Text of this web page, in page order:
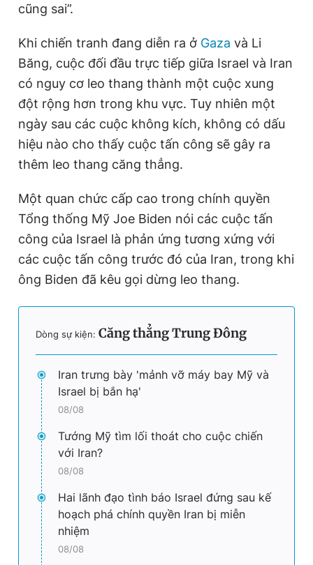
cũng sai”.
Khi chiến tranh đang diễn ra ở Gaza và Li
Băng, cuộc đối đầu trực tiếp giữa Israel và Iran
có nguy cơ leo thang thành một cuộc xung
đột rộng hơn trong khu vực. Tuy nhiên một
ngày sau các cuộc không kích, không có dấu
hiệu nào cho thấy cuộc tấn công sẽ gây ra
thêm leo thang căng thẳng.
Một quan chức cấp cao trong chính quyền
Tổng thống Mỹ Joe Biden nói các cuộc tấn
công của Israel là phản ứng tương xứng với
các cuộc tấn công trước đó của Iran, trong khi
ông Biden đã kêu gọi dừng leo thang.
Dòng sự kiện: Căng thẳng Trung Đông
Iran trưng bày 'mảnh vỡ máy bay Mỹ và
Israel bị bắn hạ'
08/08
Tướng Mỹ tìm lối thoát cho cuộc chiến
với Iran?
08/08
Hai lãnh đạo tình báo Israel đứng sau kế
hoạch phá chính quyền Iran bị miễn
nhiệm
08/08